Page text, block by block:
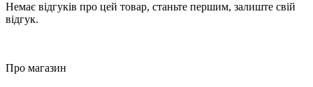
Немає відгуків про цей товар, станьте першим, залиште свій
відгук.
Про магазин